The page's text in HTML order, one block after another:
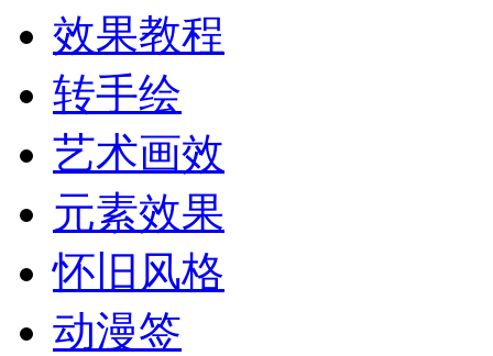
效果教程
转手绘
艺术画效
元素效果
怀旧风格
动漫签